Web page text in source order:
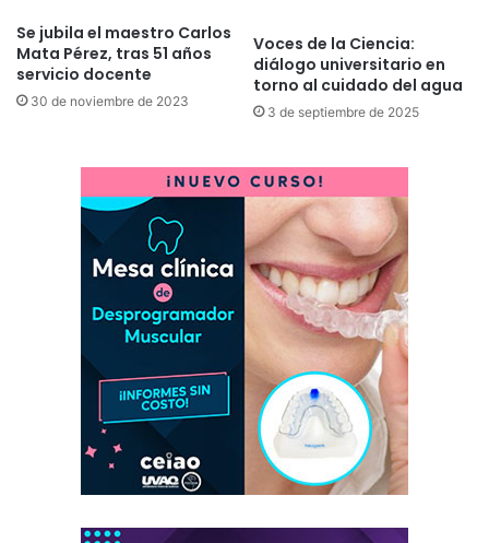
Se jubila el maestro Carlos
Mata Pérez, tras 51 años
servicio docente
30 de noviembre de 2023
Voces de la Ciencia:
diálogo universitario en
torno al cuidado del agua
3 de septiembre de 2025